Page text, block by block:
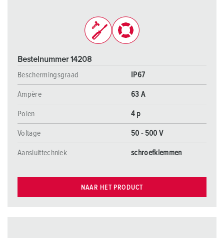
Bestelnummer 14208
Beschermingsgraad
IP67
Ampère 63 A
Polen 4 p
Voltage 50 - 500 V
Aansluittechniek schroefklemmen
NAAR HET PRODUCT